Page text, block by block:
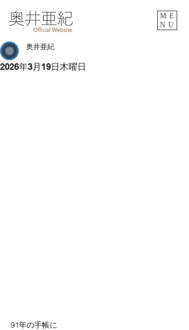
ME
NU
2026年3月19日木曜日
奥井亜紀
91年の手帳に